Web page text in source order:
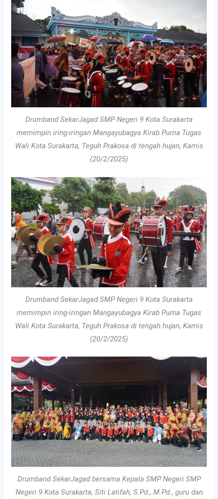
Drumband SekarJagad SMP Negeri 9 Kota Surakarta
memimpin iring-iringan Mangayubagya Kirab Purna Tugas
Wali Kota Surakarta, Teguh Prakosa di tengah hujan, Kamis
(20/2/2025)
Drumband SekarJagad SMP Negeri 9 Kota Surakarta
memimpin iring-iringan Mangayubagya Kirab Purna Tugas
Wali Kota Surakarta, Teguh Prakosa di tengah hujan, Kamis
(20/2/2025)
Drumband SekarJagad bersama Kepala SMP Negeri SMP
Negeri 9 Kota Surakarta, Siti Latifah, S.Pd., M.Pd., guru dan